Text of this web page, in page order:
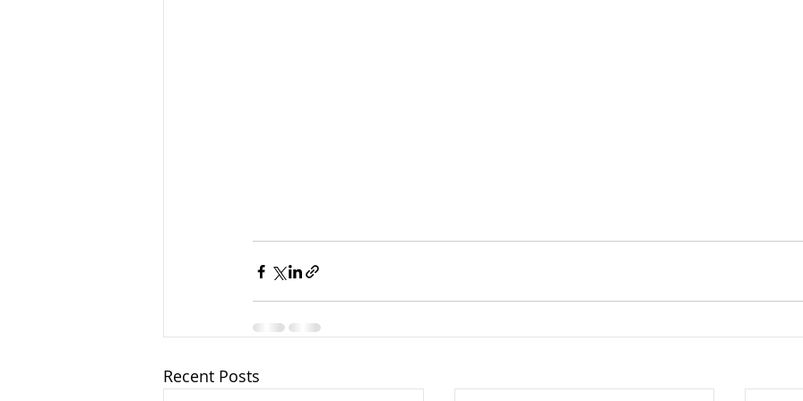
Recent Posts